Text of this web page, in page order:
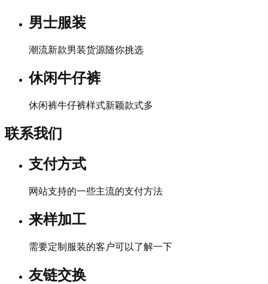
男士服装
潮流新款男装货源随你挑选
休闲牛仔裤
休闲裤牛仔裤样式新颖款式多
联系我们
支付方式
网站支持的一些主流的支付方法
来样加工
需要定制服装的客户可以了解一下
友链交换